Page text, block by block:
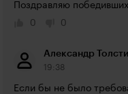
Поздравляю победивших
0
0
Александр
19:38
Если бы не было